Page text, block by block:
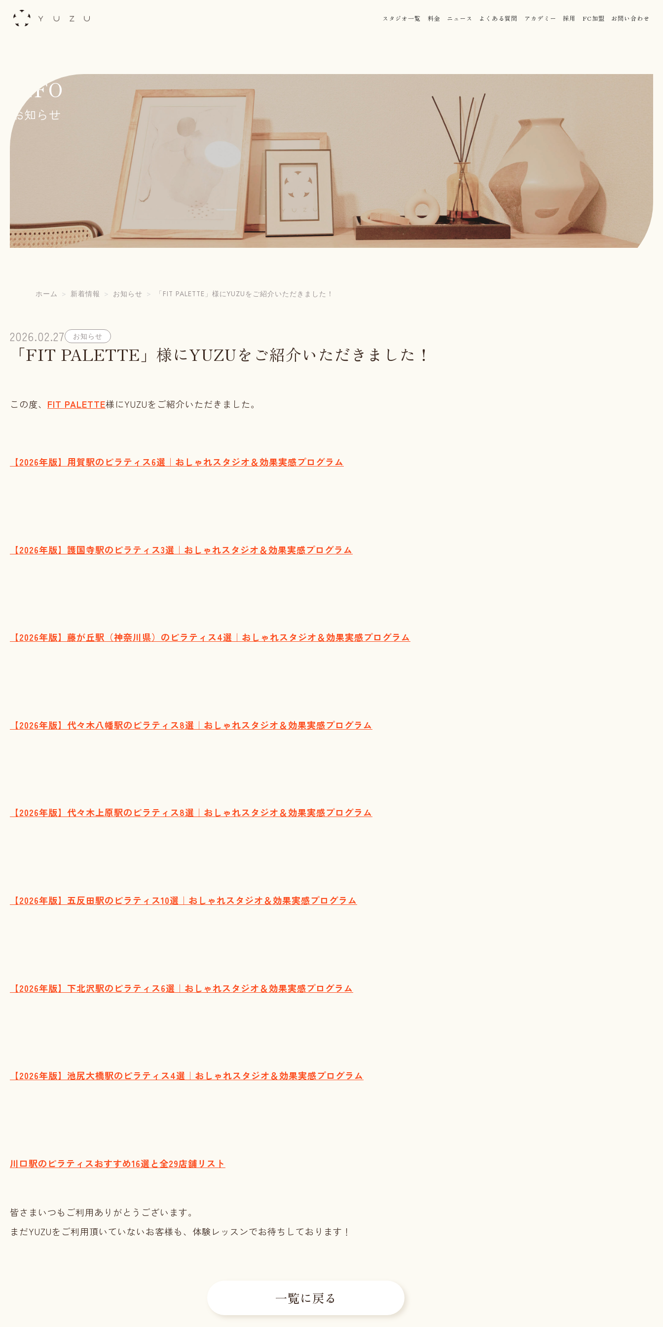
スタジオ一覧 料金 ニュース よくある質問 アカデミー 採用 FC加盟 お問い合わせ
INFO
お知らせ
ホーム 新着情報 お知らせ 「FIT PALETTE」様にYUZUをご紹介いただきました！
2026.02.27 お知らせ
「FIT PALETTE」様にYUZUをご紹介いただきました！
この度、 FIT PALETTE様にYUZUをご紹介いただきました。
【2026年版】用賀駅のピラティス6選｜おしゃれスタジオ＆効果実感プログラム
【2026年版】護国寺駅のピラティス3選｜おしゃれスタジオ＆効果実感プログラム
【2026年版】藤が丘駅（神奈川県）のピラティス4選｜おしゃれスタジオ＆効果実感プログラム
【2026年版】代々木八幡駅のピラティス8選｜おしゃれスタジオ＆効果実感プログラム
【2026年版】代々木上原駅のピラティス8選｜おしゃれスタジオ＆効果実感プログラム
【2026年版】五反田駅のピラティス10選｜おしゃれスタジオ＆効果実感プログラム
【2026年版】下北沢駅のピラティス6選｜おしゃれスタジオ＆効果実感プログラム
【2026年版】池尻大橋駅のピラティス4選｜おしゃれスタジオ＆効果実感プログラム
川口駅のピラティスおすすめ16選と全29店舗リスト
皆さまいつもご利用ありがとうございます。
まだYUZUをご利用頂いていないお客様も、体験レッスンでお待ちしております！
一覧に戻る